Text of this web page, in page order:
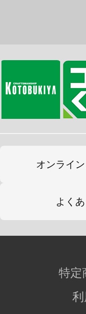
オンライ
よく
特定